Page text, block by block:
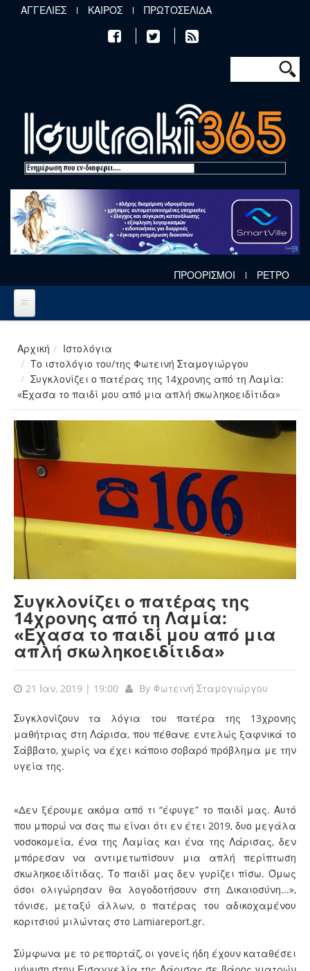
Παράκαμψη προς το κυρίως περιεχόμενο
ΑΓΓΕΛΙΕΣ ΚΑΙΡΟΣ ΠΡΩΤΟΣΕΛΙΔΑ
Φόρμα
Αναζήτηση
ΠΡΟΟΡΙΣΜΟΙ ΡΕΤΡΟ
Αρχική
Ιστολόγια
Το ιστολόγιο του/της Φωτεινή Σταμογιώργου
Συγκλονίζει ο πατέρας της 14χρονης από τη Λαμία:
«Έχασα το παιδί μου από μια απλή σκωληκοειδίτιδα»
Συγκλονίζει ο πατέρας της
14χρονης από τη Λαμία:
«Έχασα το παιδί μου από μια
απλή σκωληκοειδίτιδα»
21 Ιαν, 2019 | 19:00 By Φωτεινή Σταμογιώργου
Συγκλονίζουν τα λόγια του πατέρα της 13χρονης
μαθήτριας στη Λάρισα, που πέθανε εντελώς ξαφνικά το
Σάββατο, χωρίς να έχει κάποιο σοβαρό πρόβλημα με την
υγεία της.
«Δεν ξέρουμε ακόμα από τι “έφυγε” το παιδί μας. Αυτό
που μπορώ να σας πω είναι ότι εν έτει 2019, δυο μεγάλα
νοσοκομεία, ένα της Λαμίας και ένα της Λάρισας, δεν
μπόρεσαν να αντιμετωπίσουν μια απλή περίπτωση
σκωληκοειδίτιδας. Το παιδί μας δεν γυρίζει πίσω. Όμως
όσοι ολιγώρησαν θα λογοδοτήσουν στη Δικαιοσύνη...»,
τόνισε, μεταξύ άλλων, ο πατέρας του αδικοχαμένου
κοριτσιού μιλώντας στο Lamiareport.gr.
Σύμφωνα με το ρεπορτάζ, οι γονείς ήδη έχουν καταθέσει